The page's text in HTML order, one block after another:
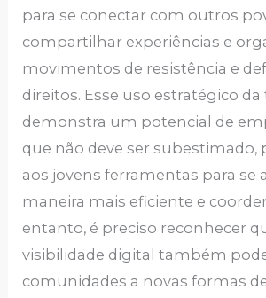
para se conectar com outros
compartilhar experiências e
movimentos de resistência e
direitos. Esse uso estratégico
demonstra um potencial de
que não deve ser subestimado,
aos jovens ferramentas para se
maneira mais eficiente e
entanto, é preciso reconhecer
visibilidade digital também
comunidades a novas formas